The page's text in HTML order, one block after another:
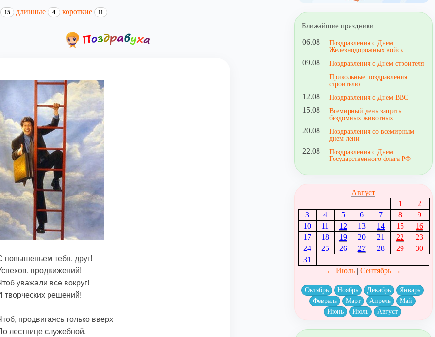
15 длинные 4 короткие 11
повышеньем тебя, друг!
продвижений!
уважали все вокруг!
творческих решений!
продвигаясь только вверх
лестнице служебной,
Ближайшие праздники
06.08
Поздравления с Днем
Железнодорожных войск
09.08
Поздравления с Днем строителя
Прикольные поздравления
строителю
12.08 Поздравления с Днем ВВС
15.08
Всемирный день защиты
бездомных животных
20.08
Поздравления со всемирным
днем лени
22.08
Поздравления с Днем
Государственного флага РФ
Август
1
2
3
4 5 6 7 8
9
10
11 12 13 14 15
16
17
18 19 20 21 22
23
24
25 26 27 28 29
30
31
← Июль| Сентябрь →
Октябрь Ноябрь Декабрь
Январь
Февраль
Март Апрель
Май
Июнь
Июль Август